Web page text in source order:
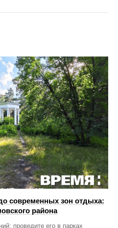
современных зон отдыха:
района
проведите его в парках